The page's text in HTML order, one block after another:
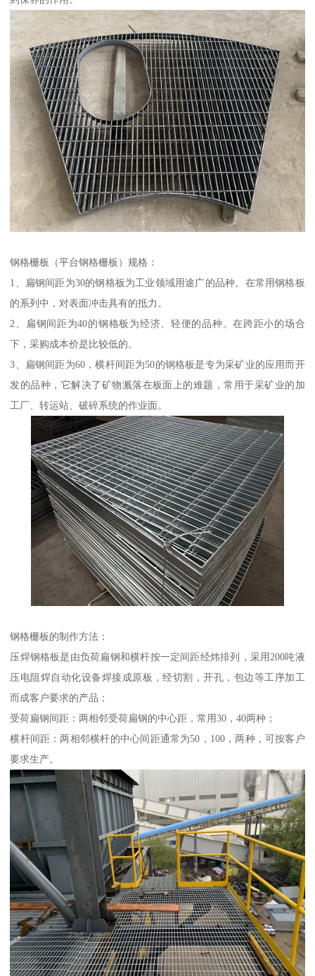
钢格栅板（平台钢格栅板）规格：
1、扁钢间距为30的钢格板为工业领域用途广的品种。在常用钢格板
的系列中，对表面冲击具有的抵力。
2、扁钢间距为40的钢格板为经济、轻便的品种。在跨距小的场合
下，采购成本价是比较低的。
3、扁钢间距为60，横杆间距为50的钢格板是专为采矿业的应用而开
发的品种，它解决了矿物溅落在板面上的难题，常用于采矿业的加
工厂、转运站、破碎系统的作业面。
钢格栅板的制作方法：
压焊钢格板是由负荷扁钢和横杆按一定间距经炜排列，采用200吨液
压电阻焊自动化设备焊接成原板，经切割，开孔，包边等工序加工
而成客户要求的产品；
受荷扁钢间距：两相邻受荷扁钢的中心距，常用30，40两种；
横杆间距：两相邻横杆的中心间距通常为50，100，两种，可按客户
要求生产。